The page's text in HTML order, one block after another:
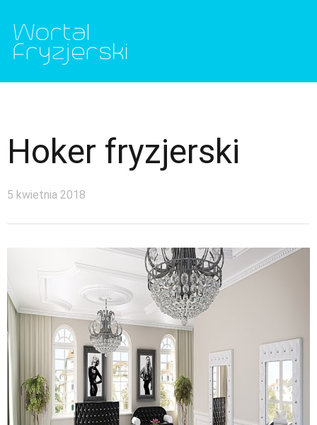
Hoker fryzjerski
5 kwietnia 2018